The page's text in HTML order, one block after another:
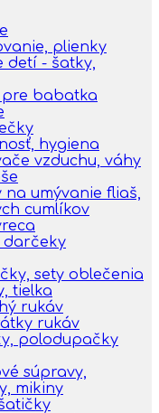
plienky
detí - šatky,
pre babatka
hygiena
vzduchu, váhy
na umývanie fliaš,
cumlíkov
darčeky
sety oblečenia
tielka
rukáv
rukáv
polodupačky
súpravy,
mikiny